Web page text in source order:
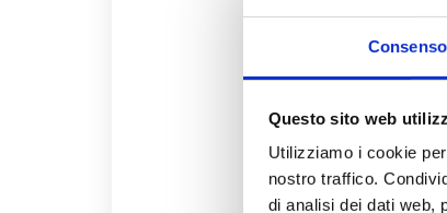
Consenso
Questo sito web
Utilizziamo i cookie
nostro traffico.
di analisi dei dati web,
2.
Se ti sei fatto
per tante ragioni: